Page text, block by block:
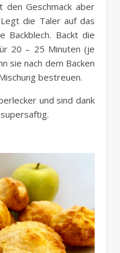
den Geschmack aber
die Taler auf das
Backblech. Backt die
20 – 25 Minuten (je
sie nach dem Backen
bestreuen.
und sind dank